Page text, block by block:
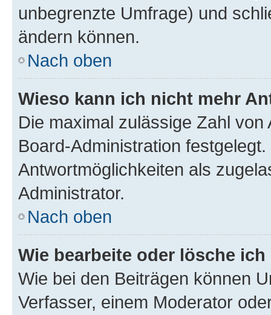
unbegrenzte Umfrage) und
ändern können.
Nach oben
Wieso kann ich nicht mehr
Die maximal zulässige Zahl
Board-Administration
Antwortmöglichkeiten als
Administrator.
Nach oben
Wie bearbeite oder lösche
Wie bei den Beiträgen können
Verfasser, einem Moderator